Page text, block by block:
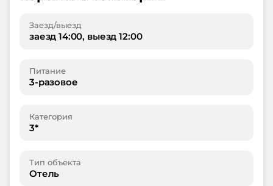
Заезд/выезд
заезд 14:00, выезд 12:00
Питание
3-разовое
Категория
3*
Тип объекта
Отель